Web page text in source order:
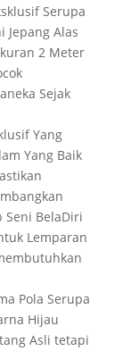
Serupa
Jepang Alas
2 Meter
Sejak
Yang
Yang Baik
Seni BelaDiri
Lemparan
Pola Serupa
Hijau
Asli tetapi